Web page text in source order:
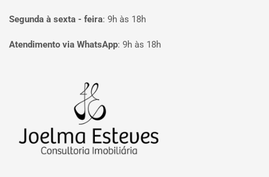
Segunda à sexta - feira: 9h às 18h
Atendimento via WhatsApp: 9h às 18h